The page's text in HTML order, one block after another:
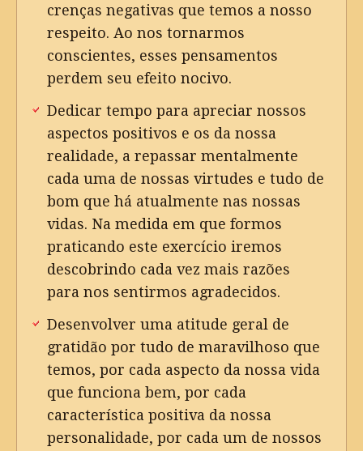
crenças negativas que temos a nosso
respeito. Ao nos tornarmos
conscientes, esses pensamentos
perdem seu efeito nocivo.
Dedicar tempo para apreciar nossos
aspectos positivos e os da nossa
realidade, a repassar mentalmente
cada uma de nossas virtudes e tudo de
bom que há atualmente nas nossas
vidas. Na medida em que formos
praticando este exercício iremos
descobrindo cada vez mais razões
para nos sentirmos agradecidos.
Desenvolver uma atitude geral de
gratidão por tudo de maravilhoso que
temos, por cada aspecto da nossa vida
que funciona bem, por cada
característica positiva da nossa
personalidade, por cada um de nossos